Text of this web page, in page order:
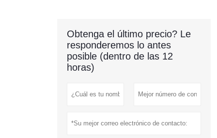
Obtenga el último precio? Le
responderemos lo antes
posible (dentro de las 12
horas)